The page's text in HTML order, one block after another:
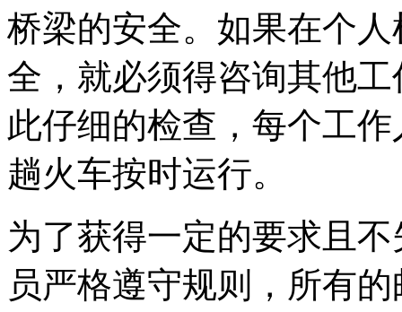
桥梁的安全。如果在个
全，就必须得咨询其他
此仔细的检查，每个工
趟火车按时运行。
为了获得一定的要求且
员严格遵守规则，所有